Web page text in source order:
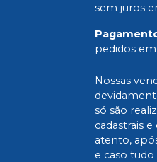
sem juros
pedidos em
Nossas
só são
cadastrais
atento,
e caso